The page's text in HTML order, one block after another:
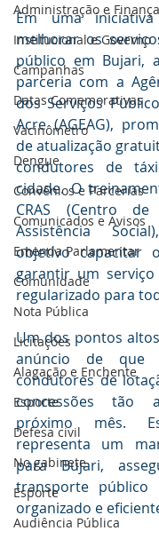
Administração e
Institucional e Governo
Campanhas
Datas Comemorativas
Vacinômetro
Dengue
Convênios e Parcerias
Comunicados e Avisos
Emenda Parlamentar
Comunidade
Nota Pública
Licitações
Alagação e Enchente
Esporte
Defesa civil
No gabinete
Esporte
Audiência Pública
Em uma
melhorar os
público em Bujari,
parceria com a
dos Serviços
Acre (AGEAG),
de atualização
condutores de
cidade. O
CRAS (Centro
Assistência
objetivo capacitar
garantir um
regularizado para
Um dos pontos
anúncio de que
condutores de
concessões tão
próximo mês.
representa um
para Bujari,
transporte público
organizado e